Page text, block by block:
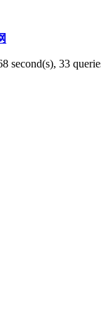
second(s), 33